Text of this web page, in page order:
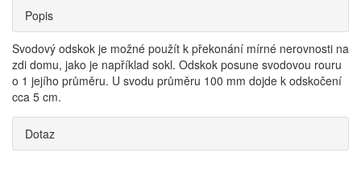
Popis
Svodový odskok je možné použít k překonání mírné nerovnosti na
zdi domu, jako je například sokl. Odskok posune svodovou rouru
o 1 jejího průměru. U svodu průměru 100 mm dojde k odskočení
cca 5 cm.
Dotaz